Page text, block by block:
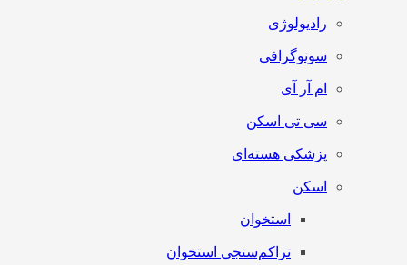
رادیولوژی
سونوگرافی
ام آر آی
سی تی اسکن
پزشکی هسته‌ای
اسکن
استخوان
تراکم‌سنجی استخوان